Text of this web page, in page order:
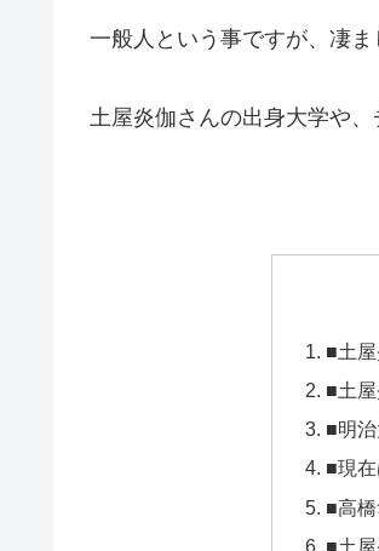
一般人という事ですが、凄ま
土屋炎伽さんの出身大学や
■土
■土
■明
■現
■高
■土